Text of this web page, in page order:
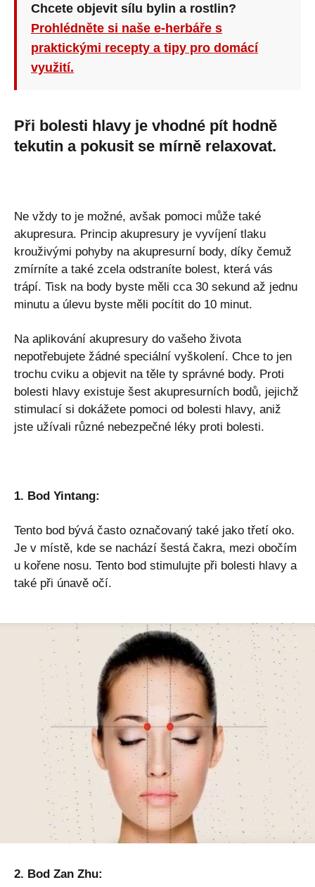
Chcete objevit sílu bylin a rostlin?
Prohlédněte si naše e-herbáře s
praktickými recepty a tipy pro domácí
využití.
Při bolesti hlavy je vhodné pít hodně
tekutin a pokusit se mírně relaxovat.
Ne vždy to je možné, avšak pomoci může také
akupresura. Princip akupresury je vyvíjení tlaku
krouživými pohyby na akupresurní body, díky čemuž
zmírníte a také zcela odstraníte bolest, která vás
trápí. Tisk na body byste měli cca 30 sekund až jednu
minutu a úlevu byste měli pocítit do 10 minut.
Na aplikování akupresury do vašeho života
nepotřebujete žádné speciální vyškolení. Chce to jen
trochu cviku a objevit na těle ty správné body. Proti
bolesti hlavy existuje šest akupresurních bodů, jejichž
stimulací si dokážete pomoci od bolesti hlavy, aniž
jste užívali různé nebezpečné léky proti bolesti.
1. Bod Yintang:
Tento bod bývá často označovaný také jako třetí oko.
Je v místě, kde se nachází šestá čakra, mezi obočím
u kořene nosu. Tento bod stimulujte při bolesti hlavy a
také při únavě očí.
2. Bod Zan Zhu: